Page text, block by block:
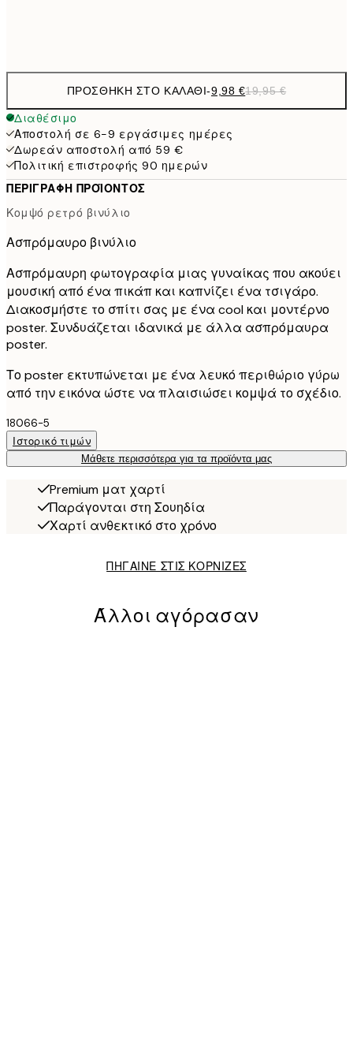
ΠΡΟΣΘΉΚΗ ΣΤΟ ΚΑΛΆΘΙ-9,98 €19,95 €
Διαθέσιμο
Αποστολή σε 6-9 εργάσιμες ημέρες
Δωρεάν αποστολή από 59 €
Πολιτική επιστροφής 90 ημερών
ΠΕΡΙΓΡΑΦΉ ΠΡΟΪΌΝΤΟΣ
Κομψό ρετρό βινύλιο
Ασπρόμαυρο βινύλιο
Ασπρόμαυρη φωτογραφία μιας γυναίκας που ακούει
μουσική από ένα πικάπ και καπνίζει ένα τσιγάρο.
Διακοσμήστε το σπίτι σας με ένα cool και μοντέρνο
poster. Συνδυάζεται ιδανικά με άλλα ασπρόμαυρα
poster.
Το poster εκτυπώνεται με ένα λευκό περιθώριο γύρω
από την εικόνα ώστε να πλαισιώσει κομψά το σχέδιο.
18066-5
Ιστορικό τιμών
Μάθετε περισσότερα για τα προϊόντα μας
Premium ματ χαρτί
Παράγονται στη Σουηδία
Χαρτί ανθεκτικό στο χρόνο
ΠΗΓΑΙΝΕ ΣΤΙΣ ΚΟΡΝΙΖΕΣ
Άλλοι αγόρασαν